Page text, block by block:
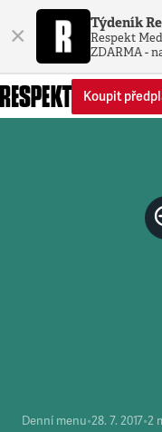
× Týdeník
Respekt
ZDARMA -
Koupit
Denní menu•28. 7. 2017•2